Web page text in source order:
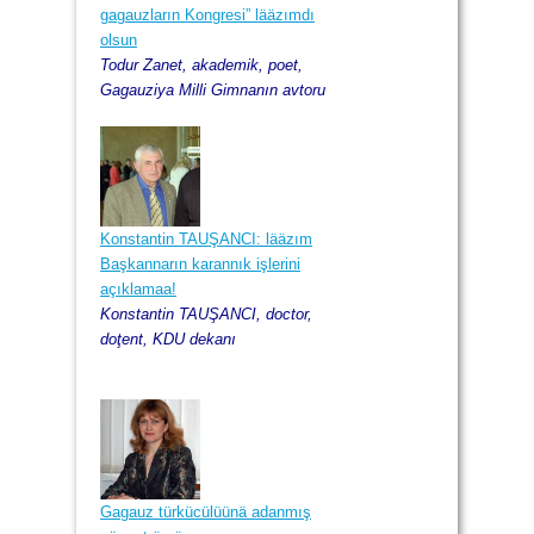
gagauzların Kongresi” lääzımdı
olsun
Todur Zanet, akademik, poet,
Gagauziya Milli Gimnanın avtoru
Konstantin TAUŞANCI: lääzım
Başkannarın karannık işlerini
açıklamaa!
Konstantin TAUŞANCI, doctor,
doţent, KDU dekanı
Gagauz türkücülüünä adanmış